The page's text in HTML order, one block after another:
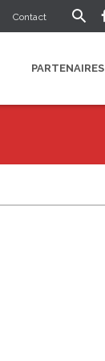
Contact
PARTENAIRES